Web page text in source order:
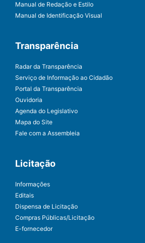
Manual de Redação e Estilo
Manual de Identificação Visual
Transparência
Radar da Transparência
Serviço de Informação ao Cidadão
Portal da Transparência
Ouvidoria
Agenda do Legislativo
Mapa do Site
Fale com a Assembleia
Licitação
Informações
Editais
Dispensa de Licitação
Compras Públicas/Licitação
E-fornecedor